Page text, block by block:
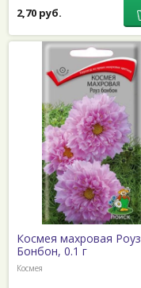
2,70 руб.
Космея махровая Роуз
Бонбон, 0.1 г
Космея